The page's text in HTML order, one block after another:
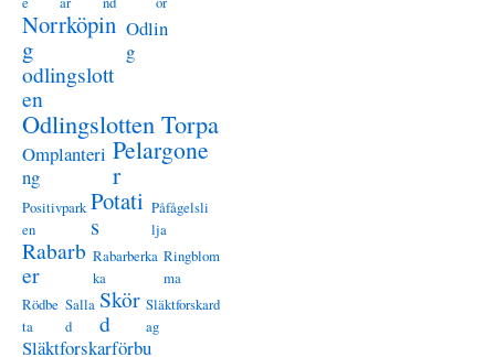
Norrköpin
g
Odlin
g
odlingslott
en
Odlingslotten Torpa
Omplanteri
ng
Pelargone
r
Positivpark
en
Potati
s
Påfågelsli
lja
Rabarb
er
Rabarberka
ka
Ringblom
ma
Rödbe
ta
Salla
d
Skör
d
Släktforskard
ag
Släktforskarförbu